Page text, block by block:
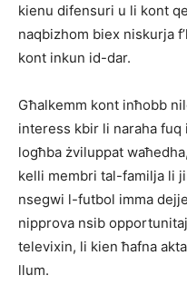
kienu difensuri u li kont
naqbizhom biex niskurja
kont inkun id-dar.
Għalkemm kont inħobb
interess kbir li naraha
logħba żviluppat
kelli membri tal-familja li
nsegwi l-futbol imma
nipprova nsib
televixin, li kien ħafna
llum.